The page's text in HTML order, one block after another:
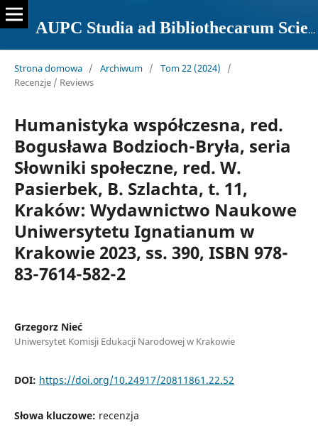
AUPC Studia ad Bibliothecarum Scientiam Pertinentia
Strona domowa / Archiwum / Tom 22 (2024)
/
Recenzje / Reviews
Humanistyka współczesna, red.
Bogusława Bodzioch-Bryła, seria
Słowniki społeczne, red. W.
Pasierbek, B. Szlachta, t. 11,
Kraków: Wydawnictwo Naukowe
Uniwersytetu Ignatianum w
Krakowie 2023, ss. 390, ISBN 978-
83-7614-582-2
Grzegorz Nieć
Uniwersytet Komisji Edukacji Narodowej w Krakowie
DOI: https://doi.org/10.24917/20811861.22.52
Słowa kluczowe: recenzja